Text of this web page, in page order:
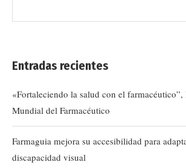
Entradas recientes
«Fortaleciendo la salud con el
Mundial del Farmacéutico
Farmaguia mejora su accesibilidad para
discapacidad visual